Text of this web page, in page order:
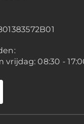
vrijdag: 08:30 -